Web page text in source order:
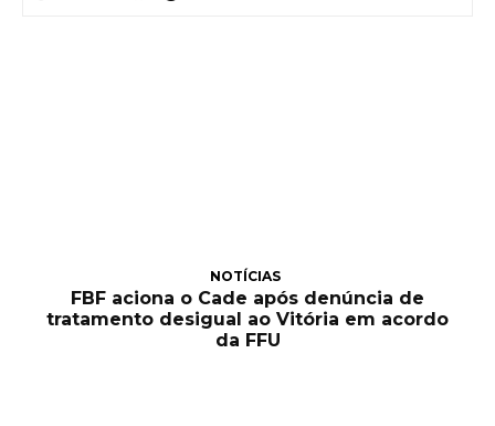
NOTÍCIAS
FBF aciona o Cade após denúncia de
tratamento desigual ao Vitória em acordo
da FFU